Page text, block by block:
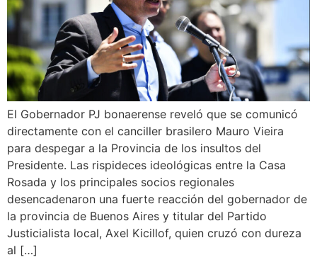
El Gobernador PJ bonaerense reveló que se comunicó
directamente con el canciller brasilero Mauro Vieira
para despegar a la Provincia de los insultos del
Presidente. Las rispideces ideológicas entre la Casa
Rosada y los principales socios regionales
desencadenaron una fuerte reacción del gobernador de
la provincia de Buenos Aires y titular del Partido
Justicialista local, Axel Kicillof, quien cruzó con dureza
al […]